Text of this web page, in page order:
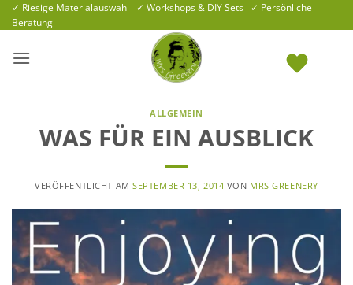
Zum
Inhalt
✓ Riesige Materialauswahl ✓ Workshops & DIY Sets ✓ Persönliche
Beratung
ALLGEMEIN
WAS FÜR EIN AUSBLICK
VERÖFFENTLICHT AMSEPTEMBER 13, 2014 VON MRS GREENERY